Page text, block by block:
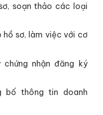
soạn thảo các loại
hồ sơ, làm việc với cơ
chứng nhận đăng ký
bố thông tin doanh